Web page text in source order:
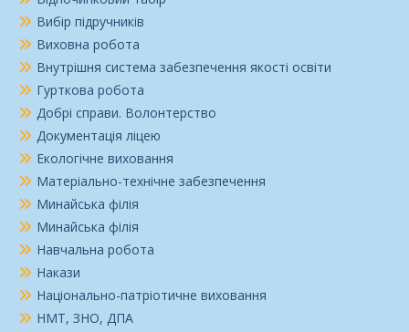
Вибір підручників
Виховна робота
Внутрішня система забезпечення якості освіти
Гурткова робота
Добрі справи. Волонтерство
Документація ліцею
Екологічне виховання
Матеріально-технічне забезпечення
Минайська філія
Минайська філія
Навчальна робота
Накази
Національно-патріотичне виховання
НМТ, ЗНО, ДПА